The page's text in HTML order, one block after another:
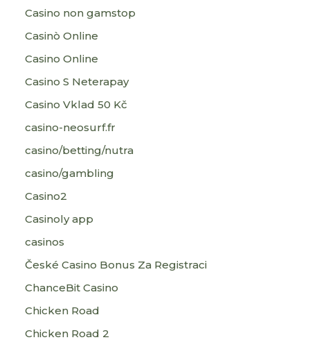
Casino non gamstop
Casinò Online
Casino Online
Casino S Neterapay
Casino Vklad 50 Kč
casino-neosurf.fr
casino/betting/nutra
casino/gambling
Casino2
Casinoly app
casinos
České Casino Bonus Za Registraci
ChanceBit Casino
Chicken Road
Chicken Road 2